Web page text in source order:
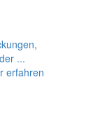
...
erfahren